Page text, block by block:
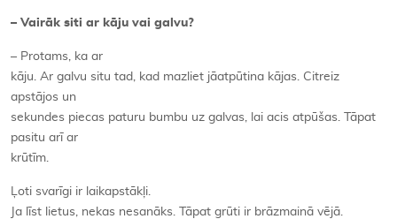
– Vairāk siti ar kāju vai galvu?
– Protams, ka ar
kāju. Ar galvu situ tad, kad mazliet jāatpūtina kājas. Citreiz
apstājos un
sekundes piecas paturu bumbu uz galvas, lai acis atpūšas. Tāpat
pasitu arī ar
krūtīm.
Ļoti svarīgi ir laikapstākļi.
Ja līst lietus, nekas nesanāks. Tāpat grūti ir brāzmainā vējā.